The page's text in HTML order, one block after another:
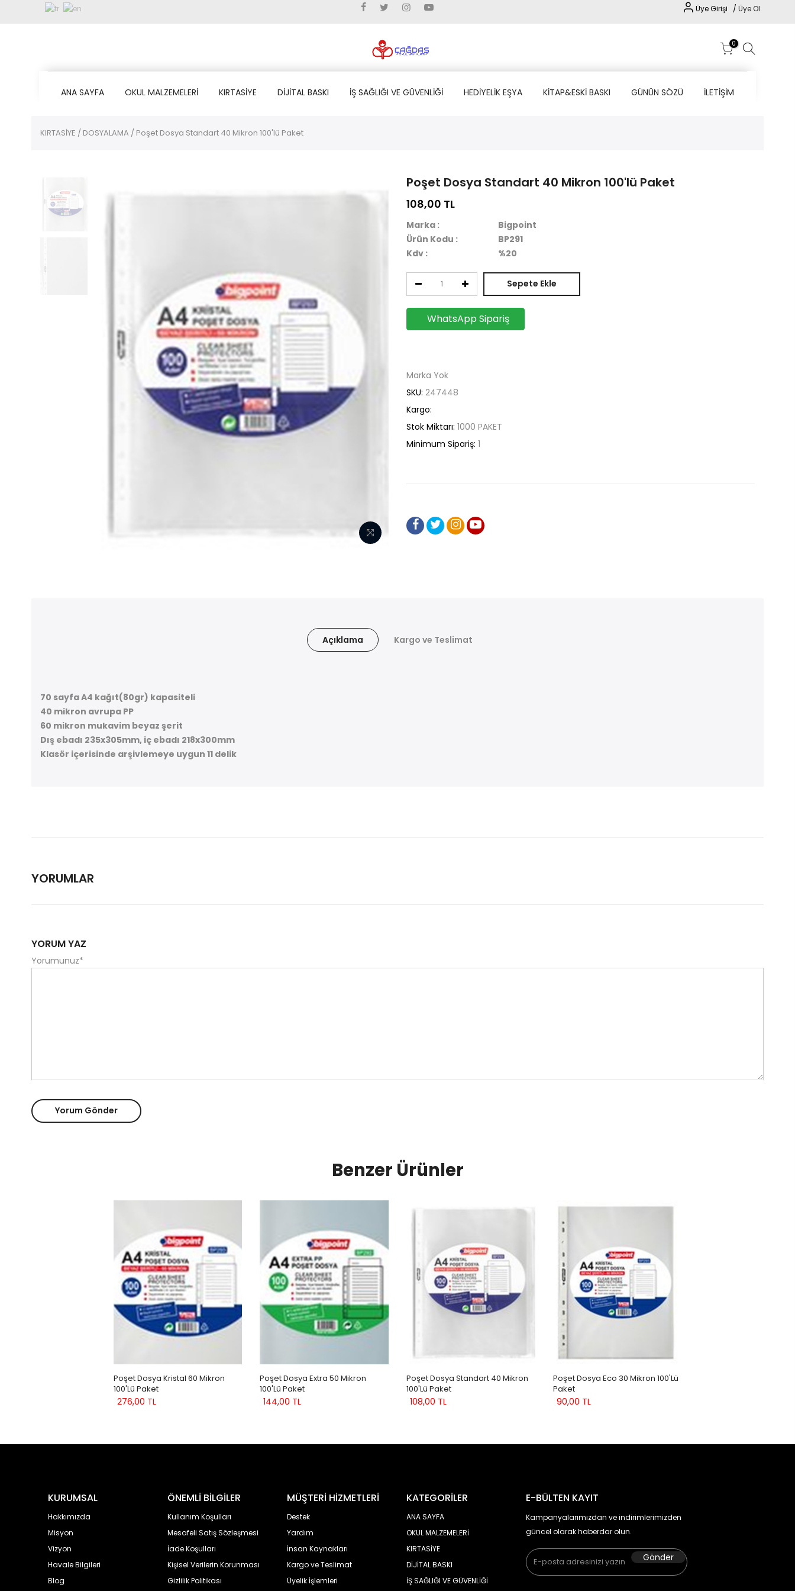
Üye Girişi / Üye Ol
0
ANA SAYFA OKUL MALZEMELERİ KIRTASİYE DİJİTAL BASKI İŞ SAĞLIĞI VE GÜVENLİĞİ HEDİYELİK EŞYA KİTAP&ESKİ BASKI GÜNÜN SÖZÜ İLETİŞİM
KIRTASİYE / DOSYALAMA / Poşet Dosya Standart 40 Mikron 100'lü Paket
Poşet Dosya Standart 40 Mikron 100'lü Paket
108,00 TL
Marka :
Bigpoint
Ürün Kodu :
BP291
Kdv :
%20
Sepete Ekle
WhatsApp Sipariş
Marka Yok
SKU: 247448
Kargo:
Stok Miktarı: 1000 PAKET
Minimum Sipariş: 1
Açıklama Kargo ve Teslimat
70 sayfa A4 kağıt(80gr) kapasiteli
40 mikron avrupa PP
60 mikron mukavim beyaz şerit
Dış ebadı 235x305mm, iç ebadı 218x300mm
Klasör içerisinde arşivlemeye uygun 11 delik
YORUMLAR
YORUM YAZ
Yorumunuz*
Yorum Gönder
Benzer Ürünler
Poşet Dosya Kristal 60 Mikron
100'lü Paket
276,00 TL
Poşet Dosya Extra 50 Mikron
100'lü Paket
144,00 TL
Poşet Dosya Standart 40 Mikron
100'lü Paket
108,00 TL
Poşet Dosya Eco 30 Mikron 100'lü
Paket
90,00 TL
KURUMSAL
Hakkımızda
Misyon
Vizyon
Havale Bilgileri
Blog
ÖNEMLİ BİLGİLER
Kullanım Koşulları
Mesafeli Satış Sözleşmesi
İade Koşulları
Kişisel Verilerin Korunması
Gizlilik Politikası
MÜŞTERİ HİZMETLERİ
Destek
Yardım
İnsan Kaynakları
Kargo ve Teslimat
Üyelik İşlemleri
KATEGORİLER
ANA SAYFA
OKUL MALZEMELERİ
KIRTASİYE
DİJİTAL BASKI
İŞ SAĞLIĞI VE GÜVENLİĞİ
E-BÜLTEN KAYIT
Kampanyalarımızdan ve indirimlerimizden
güncel olarak haberdar olun.
Gönder